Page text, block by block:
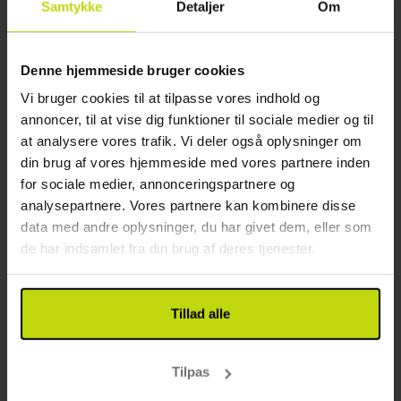
Samtykke Detaljer Om
Denne hjemmeside bruger cookies
Vi bruger cookies til at tilpasse vores indhold og
annoncer, til at vise dig funktioner til sociale medier og til
at analysere vores trafik. Vi deler også oplysninger om
din brug af vores hjemmeside med vores partnere inden
for sociale medier, annonceringspartnere og
analysepartnere. Vores partnere kan kombinere disse
data med andre oplysninger, du har givet dem, eller som
de har indsamlet fra din brug af deres tjenester.
Tillad alle
Tilpas
I hjertet af byen
Hotel Palace Berlin
4.8/ 5 Fremragende
65 anmeldelser
Berlin
FOR 1 NAT